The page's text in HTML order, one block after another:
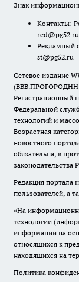
Знак
Контакты:
red@pg52.ru
Рекламный
st@pg52.ru
Сетевое издание
Регистрационный
Федеральной
технологий и
Возрастная
новостного
обязательна, в
законодательства
Редакция портала
пользователей, а
«На
технологии
информации на
относящихся к
находящихся на
Политика